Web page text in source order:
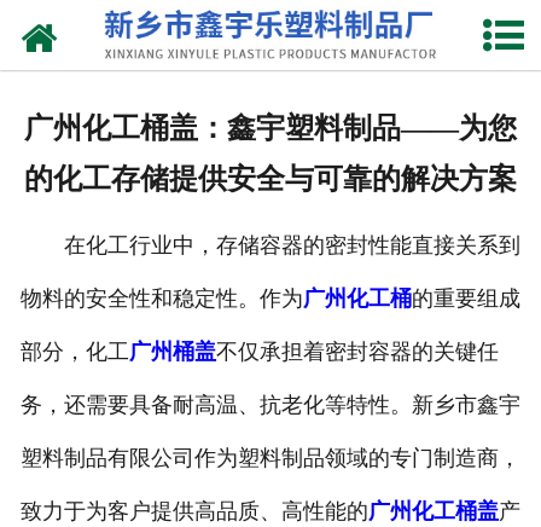
网站首页
联系我们
广州化工桶盖：鑫宇塑料制品——为您
的化工存储提供安全与可靠的解决方案
在化工行业中，存储容器的密封性能直接关系到
物料的安全性和稳定性。作为广州化工桶的重要组成
部分，化工广州桶盖不仅承担着密封容器的关键任
务，还需要具备耐高温、抗老化等特性。新乡市鑫宇
塑料制品有限公司作为塑料制品领域的专门制造商，
致力于为客户提供高品质、高性能的广州化工桶盖产